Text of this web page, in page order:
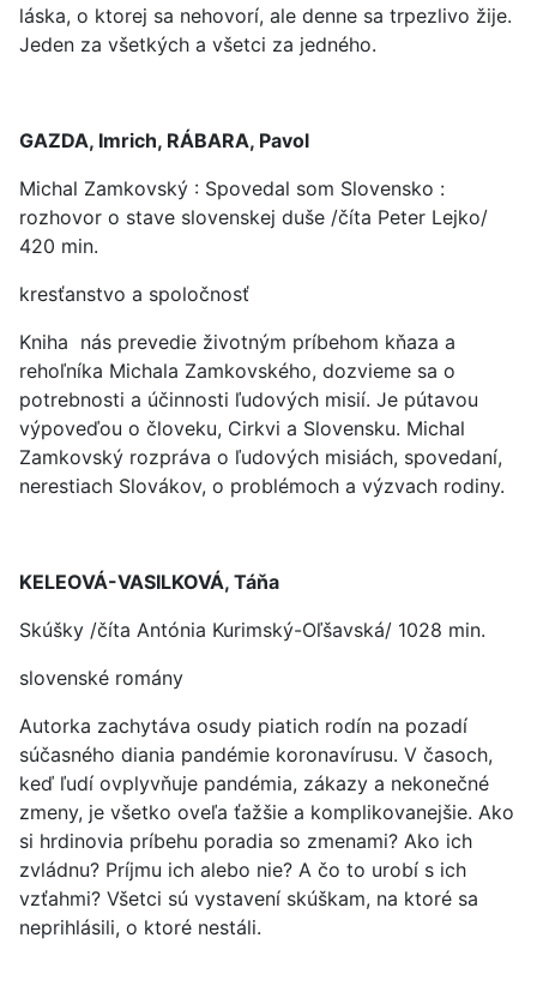
láska, o ktorej sa nehovorí, ale denne sa trpezlivo žije.
Jeden za všetkých a všetci za jedného.
GAZDA, Imrich, RÁBARA, Pavol
Michal Zamkovský : Spovedal som Slovensko :
rozhovor o stave slovenskej duše /číta Peter Lejko/
420 min.
kresťanstvo a spoločnosť
Kniha nás prevedie životným príbehom kňaza a
rehoľníka Michala Zamkovského, dozvieme sa o
potrebnosti a účinnosti ľudových misií. Je pútavou
výpoveďou o človeku, Cirkvi a Slovensku. Michal
Zamkovský rozpráva o ľudových misiách, spovedaní,
nerestiach Slovákov, o problémoch a výzvach rodiny.
KELEOVÁ-VASILKOVÁ, Táňa
Skúšky /číta Antónia Kurimský-Oľšavská/ 1028 min.
slovenské romány
Autorka zachytáva osudy piatich rodín na pozadí
súčasného diania pandémie koronavírusu. V časoch,
keď ľudí ovplyvňuje pandémia, zákazy a nekonečné
zmeny, je všetko oveľa ťažšie a komplikovanejšie. Ako
si hrdinovia príbehu poradia so zmenami? Ako ich
zvládnu? Príjmu ich alebo nie? A čo to urobí s ich
vzťahmi? Všetci sú vystavení skúškam, na ktoré sa
neprihlásili, o ktoré nestáli.